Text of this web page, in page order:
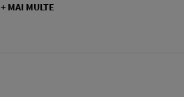
+ MAI MULTE